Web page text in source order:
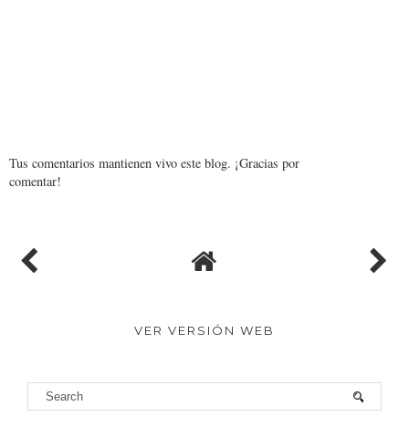
Tus comentarios mantienen vivo este blog. ¡Gracias por
comentar!
VER VERSIÓN WEB